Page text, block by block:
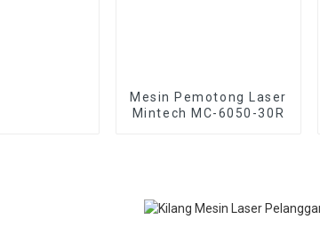
Mesin Pemotong Laser
Mintech MC-6050-30R